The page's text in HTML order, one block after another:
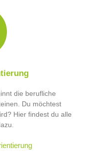
die berufliche
Du möchtest
Hier findest du alle